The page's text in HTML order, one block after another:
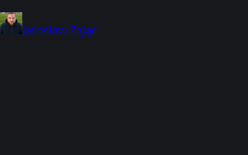
Jarosław Zając